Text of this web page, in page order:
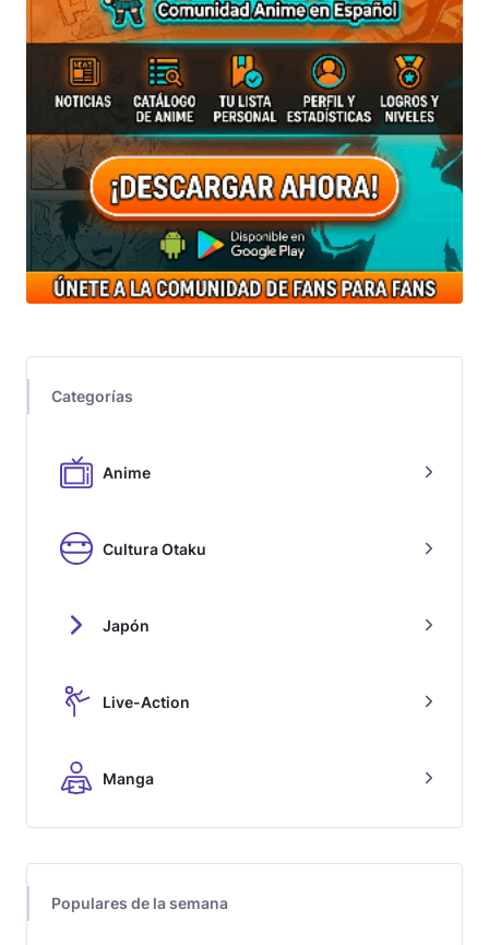
Categorías
Anime
Cultura Otaku
Japón
Live-Action
Manga
Populares de la semana